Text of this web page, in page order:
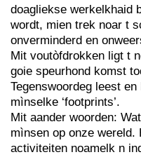
doagliekse werkelkhaid
wordt, mien trek noar t
onverminderd en
Mit voutòfdrokken ligt t
goie speurhond komst
Tegenswoordeg leest
mìnselke ‘footprints’.
Mit aander woorden:
mìnsen op onze
activiteiten noamelk n